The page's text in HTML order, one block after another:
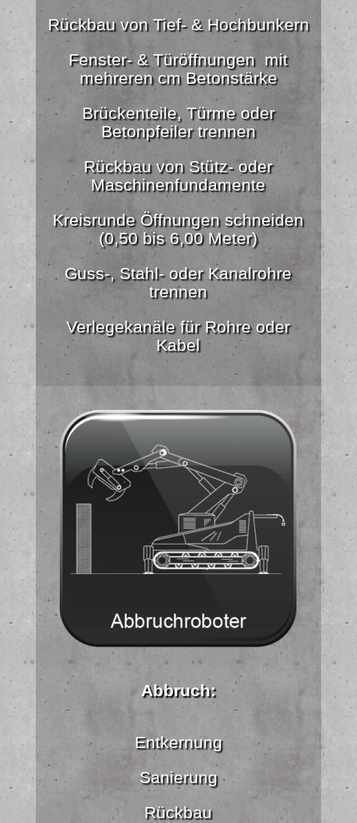
Rückbau von Tief- & Hochbunkern
Fenster- & Türöffnungen mit
mehreren cm Betonstärke
Brückenteile, Türme oder
Betonpfeiler trennen
Rückbau von Stütz- oder
Maschinenfundamente
Kreisrunde Öffnungen schneiden
(0,50 bis 6,00 Meter)
Guss-, Stahl- oder Kanalrohre
trennen
Verlegekanäle für Rohre oder
Kabel
Abbruch:
Entkernung
Sanierung
Rückbau